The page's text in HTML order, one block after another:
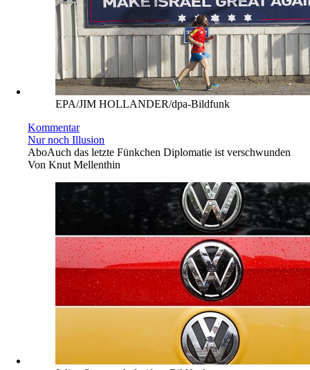
EPA/JIM HOLLANDER/dpa-Bildfunk
Kommentar
Nur noch Illusion
AboAuch das letzte Fünkchen Diplomatie ist verschwunden
Von Knut Mellenthin